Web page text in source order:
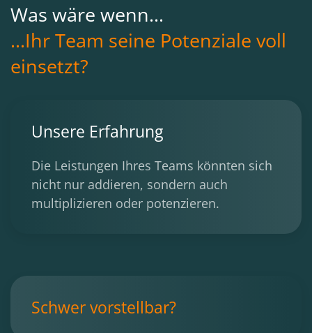
Was wäre wenn...
...Ihr Team seine Potenziale voll
einsetzt?
Unsere Erfahrung
Die Leistungen Ihres Teams könnten sich
nicht nur addieren, sondern auch
multiplizieren oder potenzieren.
Schwer vorstellbar?